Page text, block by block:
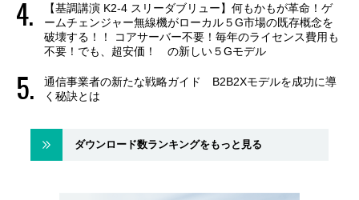
【基調講演 K2-4 スリーダブリュー】何もかもが革命！ゲ
ームチェンジャー無線機がローカル５G市場の既存概念を
破壊する！！ コアサーバー不要！毎年のライセンス費用も
不要！でも、超安価！ の新しい５Gモデル
通信事業者の新たな戦略ガイド B2B2Xモデルを成功に導
く秘訣とは
ダウンロード数ランキングをもっと見る